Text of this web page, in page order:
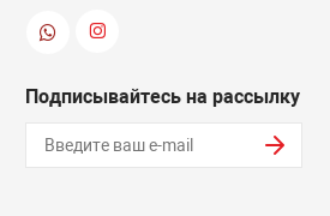
Подписывайтесь на рассылку